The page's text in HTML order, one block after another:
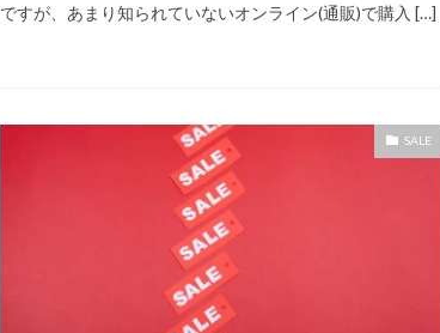
ですが、あまり知られていないオンライン(通販)で購入 […]
SALE